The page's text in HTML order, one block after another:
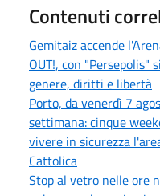
Contenuti
Gemitaiz accende
OUT!, con
genere, diritti e libertà
Porto, da venerdì 7
settimana: cinque
vivere in sicurezza
Cattolica
Stop al vetro nelle ore